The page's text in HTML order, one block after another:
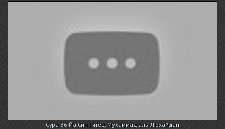
Сура 36 Йа Син | чтец: Мухаммад аль-Люхайдан